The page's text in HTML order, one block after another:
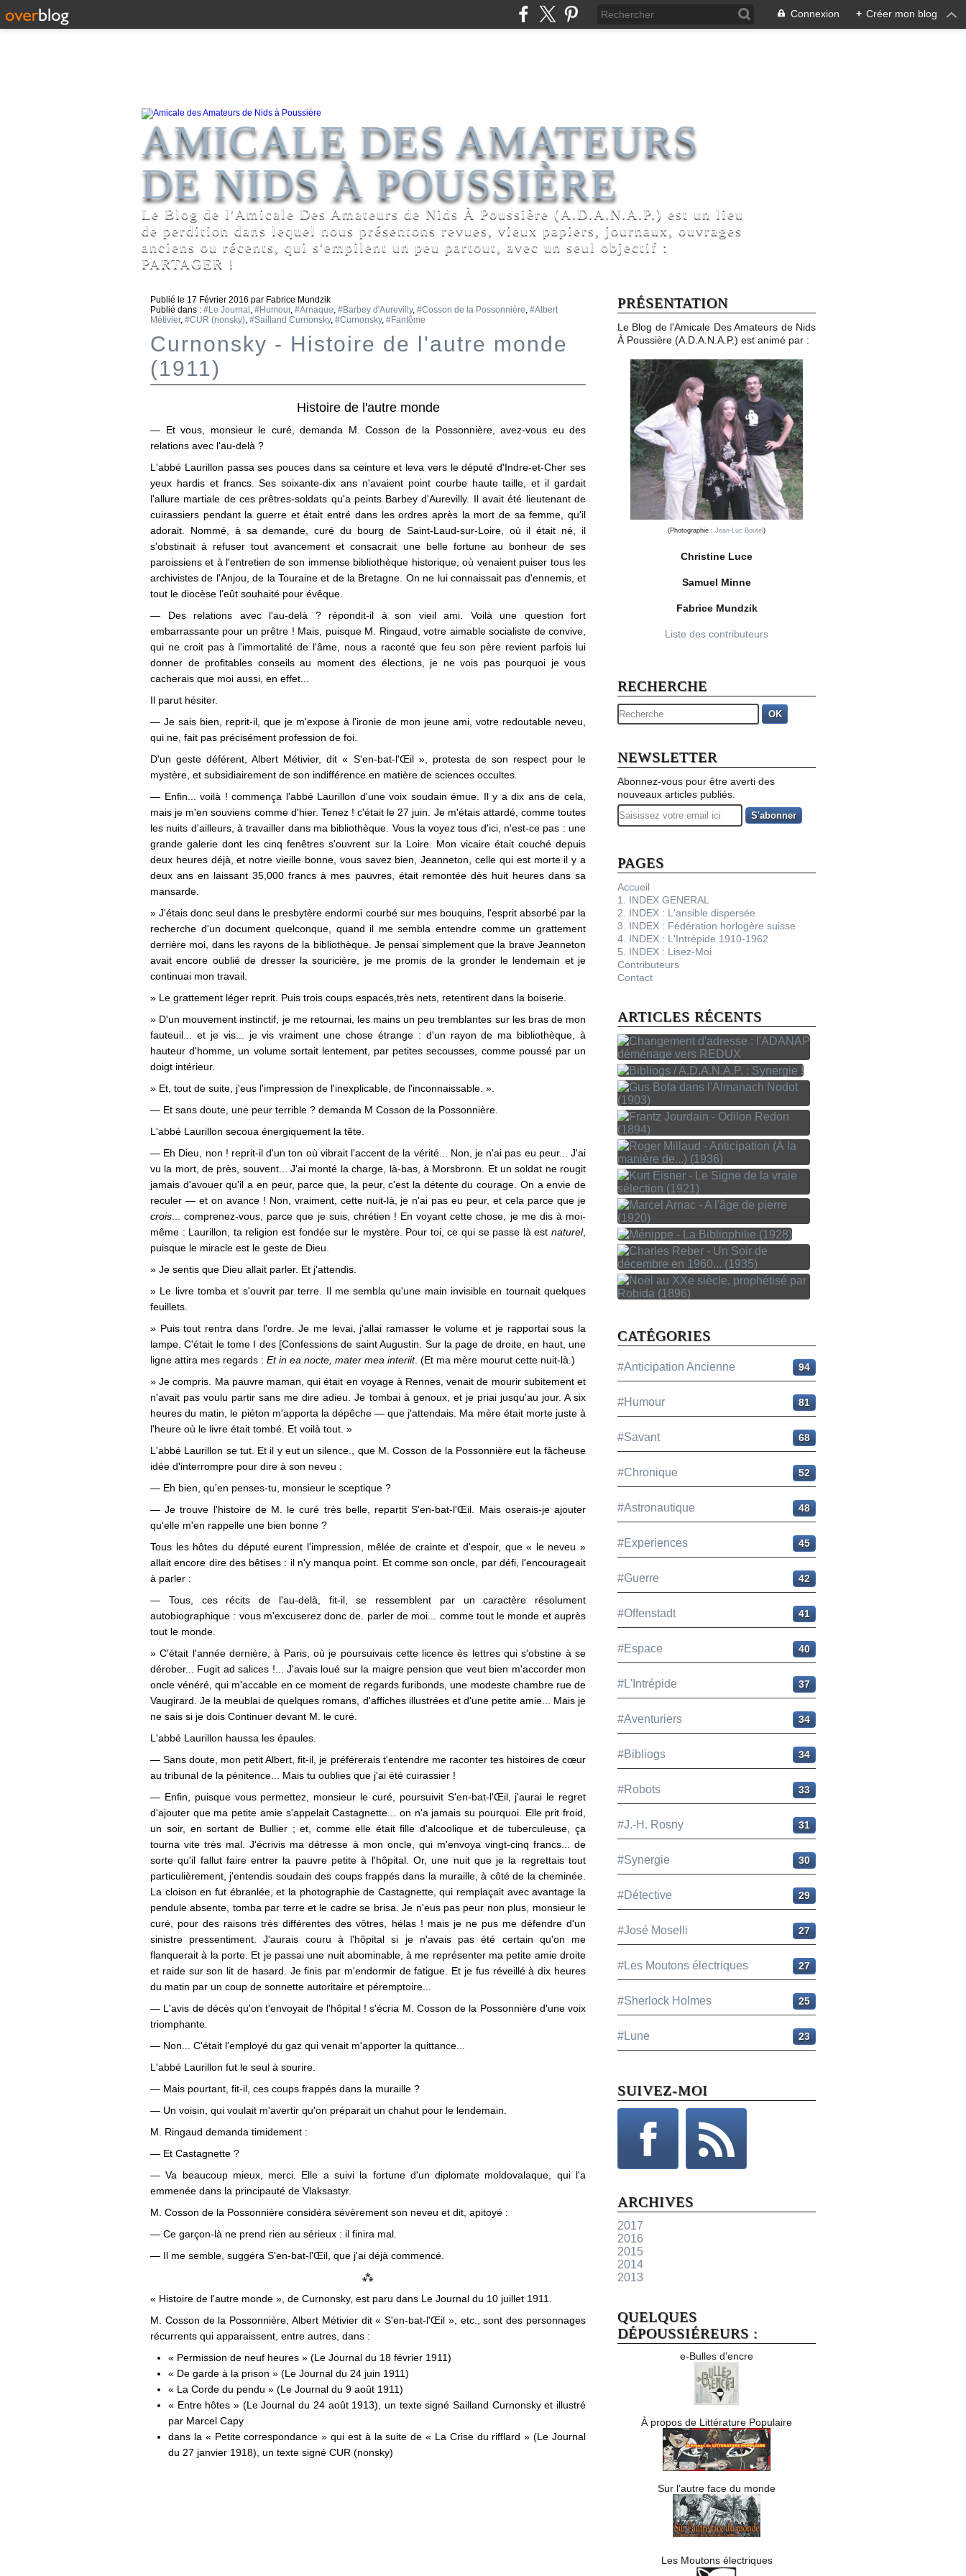
Connexion + Créer mon blog
AMICALE DES AMATEURS
DE NIDS À POUSSIÈRE
Le Blog de l'Amicale Des Amateurs de Nids À Poussière (A.D.A.N.A.P.) est un lieu
de perdition dans lequel nous présentons revues, vieux papiers, journaux, ouvrages
anciens ou récents, qui s'empilent un peu partout, avec un seul objectif :
PARTAGER !
Publié le 17 Février 2016 par Fabrice Mundzik
Publié dans : #Le Journal , #Humour, #Arnaque, #Barbey d'Aurevilly, #Cosson de la Possonnière, #Albert
Métivier, #CUR (nonsky), #Sailland Curnonsky, #Curnonsky, #Fantôme
Curnonsky - Histoire de l'autre monde
(1911)
Histoire de l'autre monde
— Et vous, monsieur le curé, demanda M. Cosson de la Possonnière, avez-vous eu des
relations avec l'au-delà ?
L'abbé Laurillon passa ses pouces dans sa ceinture et leva vers le député d'Indre-et-Cher ses
yeux hardis et francs. Ses soixante-dix ans n'avaient point courbe haute taille, et il gardait
l'allure martiale de ces prêtres-soldats qu'a peints Barbey d'Aurevilly. Il avait été lieutenant de
cuirassiers pendant la guerre et était entré dans les ordres après la mort de sa femme, qu'il
adorait. Nommé, à sa demande, curé du bourg de Saint-Laud-sur-Loire, où il était né, il
s'obstinait à refuser tout avancement et consacrait une belle fortune au bonheur de ses
paroissiens et à l'entretien de son immense bibliothèque historique, où venaient puiser tous les
archivistes de l'Anjou, de la Touraine et de la Bretagne. On ne lui connaissait pas d'ennemis, et
tout le diocèse l'eût souhaité pour évêque.
— Des relations avec l'au-delà ? répondit-il à son vieil ami. Voilà une question fort
embarrassante pour un prêtre ! Mais, puisque M. Ringaud, votre aimable socialiste de convive,
qui ne croit pas à l'immortalité de l'âme, nous a raconté que feu son père revient parfois lui
donner de profitables conseils au moment des élections, je ne vois pas pourquoi je vous
cacherais que moi aussi, en effet...
Il parut hésiter.
— Je sais bien, reprit-il, que je m'expose à l'ironie de mon jeune ami, votre redoutable neveu,
qui ne, fait pas précisément profession de foi.
D'un geste déférent, Albert Métivier, dit « S'en-bat-l'Œil », protesta de son respect pour le
mystère, et subsidiairement de son indifférence en matière de sciences occultes.
— Enfin... voilà ! commença l'abbé Laurillon d'une voix soudain émue. Il y a dix ans de cela,
mais je m'en souviens comme d'hier. Tenez ! c'était le 27 juin. Je m'étais attardé, comme toutes
les nuits d'ailleurs, à travailler dans ma bibliothèque. Vous la voyez tous d'ici, n'est-ce pas : une
grande galerie dont les cinq fenêtres s'ouvrent sur la Loire. Mon vicaire était couché depuis
deux heures déjà, et notre vieille bonne, vous savez bien, Jeanneton, celle qui est morte il y a
deux ans en laissant 35,000 francs à mes pauvres, était remontée dès huit heures dans sa
mansarde.
» J'étais donc seul dans le presbytère endormi courbé sur mes bouquins, l'esprit absorbé par la
recherche d'un document quelconque, quand il me sembla entendre comme un grattement
derrière moi, dans les rayons de la bibliothèque. Je pensai simplement que la brave Jeanneton
avait encore oublié de dresser la souricière, je me promis de la gronder le lendemain et je
continuai mon travail.
» Le grattement léger reprit. Puis trois coups espacés,très nets, retentirent dans la boiserie.
» D'un mouvement instinctif, je me retournai, les mains un peu tremblantes sur les bras de mon
fauteuil... et je vis... je vis vraiment une chose étrange : d'un rayon de ma bibliothèque, à
hauteur d'homme, un volume sortait lentement, par petites secousses, comme poussé par un
doigt intérieur.
» Et, tout de suite, j'eus l'impression de l'inexplicable, de l'inconnaissable. ».
— Et sans doute, une peur terrible ? demanda M Cosson de la Possonnière.
L'abbé Laurillon secoua énergiquement la tête.
— Eh Dieu, non ! reprit-il d'un ton où vibrait l'accent de la vérité... Non, je n'ai pas eu peur... J'ai
vu la mort, de près, souvent... J'ai monté la charge, là-bas, à Morsbronn. Et un soldat ne rougit
jamais d'avouer qu'il a en peur, parce que, la peur, c'est la détente du courage. On a envie de
reculer — et on avance ! Non, vraiment, cette nuit-là, je n'ai pas eu peur, et cela parce que je
crois ... comprenez-vous, parce que je suis, chrétien ! En voyant cette chose, je me dis à moi-
même : Laurillon, ta religion est fondée sur le mystère. Pour toi, ce qui se passe là est naturel,
puisque le miracle est le geste de Dieu.
» Je sentis que Dieu allait parler. Et j'attendis.
» Le livre tomba et s'ouvrit par terre. Il me sembla qu'une main invisible en tournait quelques
feuillets.
» Puis tout rentra dans l'ordre. Je me levai, j'allai ramasser le volume et je rapportai sous la
lampe. C'était le tome I des [Confessions de saint Augustin. Sur la page de droite, en haut, une
ligne attira mes regards : Et in ea nocte, mater mea interiit. (Et ma mère mourut cette nuit-là.)
» Je compris. Ma pauvre maman, qui était en voyage à Rennes, venait de mourir subitement et
n'avait pas voulu partir sans me dire adieu. Je tombai à genoux, et je priai jusqu'au jour. A six
heures du matin, le piéton m'apporta la dépêche — que j'attendais. Ma mère était morte juste à
l'heure où le livre était tombé. Et voilà tout. »
L'abbé Laurillon se tut. Et il y eut un silence., que M. Cosson de la Possonnière eut la fâcheuse
idée d'interrompre pour dire à son neveu :
— Eh bien, qu'en penses-tu, monsieur le sceptique ?
— Je trouve l'histoire de M. le curé très belle, repartit S'en-bat-l'Œil. Mais oserais-je ajouter
qu'elle m'en rappelle une bien bonne ?
Tous les hôtes du député eurent l'impression, mêlée de crainte et d'espoir, que « le neveu »
allait encore dire des bêtises : il n'y manqua point. Et comme son oncle, par défi, l'encourageait
à parler :
— Tous, ces récits de l'au-delà, fit-il, se ressemblent par un caractère résolument
autobiographique : vous m'excuserez donc de. parler de moi... comme tout le monde et auprès
tout le monde.
» C'était l'année dernière, à Paris, où je poursuivais cette licence ès lettres qui s'obstine à se
dérober... Fugit ad salices !... J'avais loué sur la maigre pension que veut bien m'accorder mon
oncle vénéré, qui m'accable en ce moment de regards furibonds, une modeste chambre rue de
Vaugirard. Je la meublai de quelques romans, d'affiches illustrées et d'une petite amie... Mais je
ne sais si je dois Continuer devant M. le curé.
L'abbé Laurillon haussa les épaules.
— Sans doute, mon petit Albert, fit-il, je préférerais t'entendre me raconter tes histoires de cœur
au tribunal de la pénitence... Mais tu oublies que j'ai été cuirassier !
— Enfin, puisque vous permettez, monsieur le curé, poursuivit S'en-bat-l'Œil, j'aurai le regret
d'ajouter que ma petite amie s'appelait Castagnette... on n'a jamais su pourquoi. Elle prit froid,
un soir, en sortant de Bullier ; et, comme elle était fille d'alcoolique et de tuberculeuse, ça
tourna vite très mal. J'écrivis ma détresse à mon oncle, qui m'envoya vingt-cinq francs... de
sorte qu'il fallut faire entrer la pauvre petite à l'hôpital. Or, une nuit que je la regrettais tout
particulièrement, j'entendis soudain des coups frappés dans la muraille, à côté de la cheminée.
La cloison en fut ébranlée, et la photographie de Castagnette, qui remplaçait avec avantage la
pendule absente, tomba par terre et le cadre se brisa. Je n'eus pas peur non plus, monsieur le
curé, pour des raisons très différentes des vôtres, hélas ! mais je ne pus me défendre d'un
sinistre pressentiment. J'aurais couru à l'hôpital si je n'avais pas été certain qu'on me
flanquerait à la porte. Et je passai une nuit abominable, à me représenter ma petite amie droite
et raide sur son lit de hasard. Je finis par m'endormir de fatigue. Et je fus réveillé à dix heures
du matin par un coup de sonnette autoritaire et péremptoire...
— L'avis de décès qu'on t'envoyait de l'hôpital ! s'écria M. Cosson de la Possonnière d'une voix
triomphante.
— Non... C'était l'employé du gaz qui venait m'apporter la quittance...
L'abbé Laurillon fut le seul à sourire.
— Mais pourtant, fit-il, ces coups frappés dans la muraille ?
— Un voisin, qui voulait m'avertir qu'on préparait un chahut pour le lendemain.
M. Ringaud demanda timidement :
— Et Castagnette ?
— Va beaucoup mieux, merci. Elle a suivi la fortune d'un diplomate moldovalaque, qui l'a
emmenée dans la principauté de Vlaksastyr.
M. Cosson de la Possonnière considéra sévèrement son neveu et dit, apitoyé :
— Ce garçon-là ne prend rien au sérieux : il finira mal.
— Il me semble, suggéra S'en-bat-l'Œil, que j'ai déjà commencé.
⁂
« Histoire de l'autre monde », de Curnonsky, est paru dans Le Journal du 10 juillet 1911.
M. Cosson de la Possonnière, Albert Métivier dit « S'en-bat-l'Œil », etc., sont des personnages
récurrents qui apparaissent, entre autres, dans :
« Permission de neuf heures » (Le Journal du 18 février 1911)
« De garde à la prison » (Le Journal du 24 juin 1911)
« La Corde du pendu » (Le Journal du 9 août 1911)
« Entre hôtes » (Le Journal du 24 août 1913), un texte signé Sailland Curnonsky et illustré
par Marcel Capy
dans la « Petite correspondance » qui est à la suite de « La Crise du rifflard » (Le Journal
du 27 janvier 1918), un texte signé CUR (nonsky)
PRÉSENTATION
Le Blog de l'Amicale Des Amateurs de Nids
À Poussière (A.D.A.N.A.P.) est animé par :
(Photographie : Jean-Luc Boutel )
Christine Luce
Samuel Minne
Fabrice Mundzik
Liste des contributeurs
RECHERCHE
OK
NEWSLETTER
Abonnez-vous pour être averti des
nouveaux articles publiés.
Email
PAGES
Accueil
1. INDEX GENERAL
2. INDEX : L'ansible dispersée
3. INDEX : Fédération horlogère suisse
4. INDEX : L'Intrépide 1910-1962
5. INDEX : Lisez-Moi
Contributeurs
Contact
ARTICLES RÉCENTS
CATÉGORIES
#Anticipation Ancienne 94
#Humour 81
#Savant 68
#Chronique 52
#Astronautique 48
#Experiences 45
#Guerre 42
#Offenstadt 41
#Espace 40
#L'Intrépide 37
#Aventuriers 34
#Bibliogs 34
#Robots 33
#J.-H. Rosny 31
#Synergie 30
#Détective 29
#José Moselli 27
#Les Moutons électriques 27
#Sherlock Holmes 25
#Lune 23
SUIVEZ-MOI
ARCHIVES
2017
2016
2015
2014
2013
QUELQUES
DÉPOUSSIÉREURS :
e-Bulles d’encre
À propos de Littérature Populaire
Sur l’autre face du monde
Les Moutons électriques